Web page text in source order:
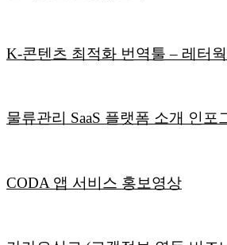
K-콘텐츠 최적화 번역툴 – 레터
물류관리 SaaS 플랫폼 소개 인포
CODA 앱 서비스 홍보영상